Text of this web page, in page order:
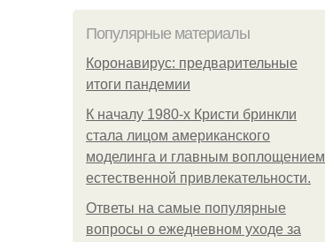
Популярные материалы
Коронавирус: предварительные
итоги пандемии
К началу 1980-х Кристи бринкли
стала лицом американского
моделинга и главным воплощением
естественной привлекательности.
Ответы на самые популярные
вопросы о ежедневном уходе за